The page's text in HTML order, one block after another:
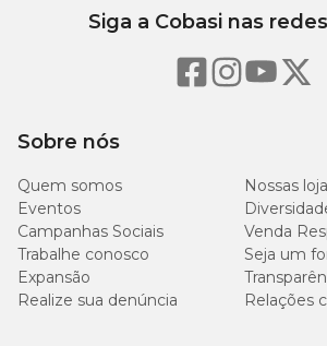
Sobre nós
Quem somos
Nossas
Eventos
Campanhas Sociais
Venda
Trabalhe conosco
Seja um
Expansão
Realize sua denúncia
Relações
Siga a Cobasi nas